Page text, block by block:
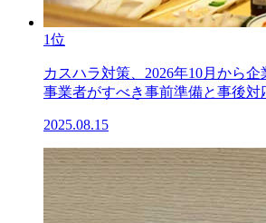
1位
カスハラ対策、2026年10月から
事業者がすべき事前準備と事後対
2025.08.15